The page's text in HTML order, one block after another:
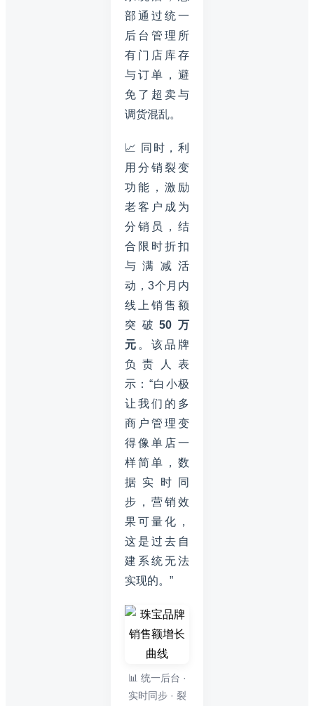
部通过统一
后台管理所
有门店库存
与订单，避
免了超卖与
调货混乱。
📈 同时，利
用分销裂变
功能，激励
老客户成为
分销员，结
合限时折扣
与满减活
动，3个月内
线上销售额
突破50万
元 。该品牌
负责人表
示：“白小极
让我们的多
商户管理变
得像单店一
样简单，数
据实时同
步，营销效
果可量化，
这是过去自
建系统无法
实现的。”
📊 统一后台 ·
实时同步 · 裂